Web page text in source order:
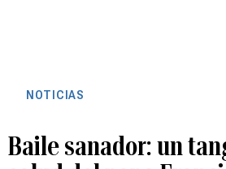
NOTICIAS
Baile sanador: un